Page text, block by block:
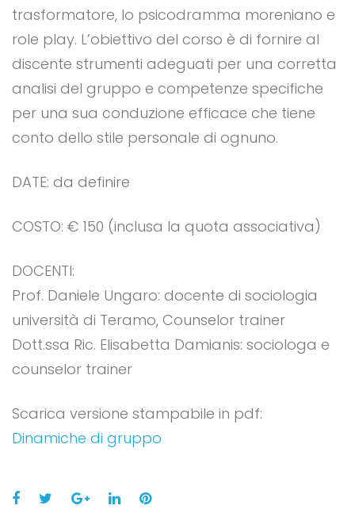
trasformatore, lo psicodramma moreniano e
role play. L’obiettivo del corso è di fornire al
discente strumenti adeguati per una corretta
analisi del gruppo e competenze specifiche
per una sua conduzione efficace che tiene
conto dello stile personale di ognuno.
DATE: da definire
COSTO: € 150 (inclusa la quota associativa)
DOCENTI:
Prof. Daniele Ungaro: docente di sociologia
università di Teramo, Counselor trainer
Dott.ssa Ric. Elisabetta Damianis: sociologa e
counselor trainer
Scarica versione stampabile in pdf:
Dinamiche di gruppo
Facebook
TwitterGoogle+
LinkedInPinterest